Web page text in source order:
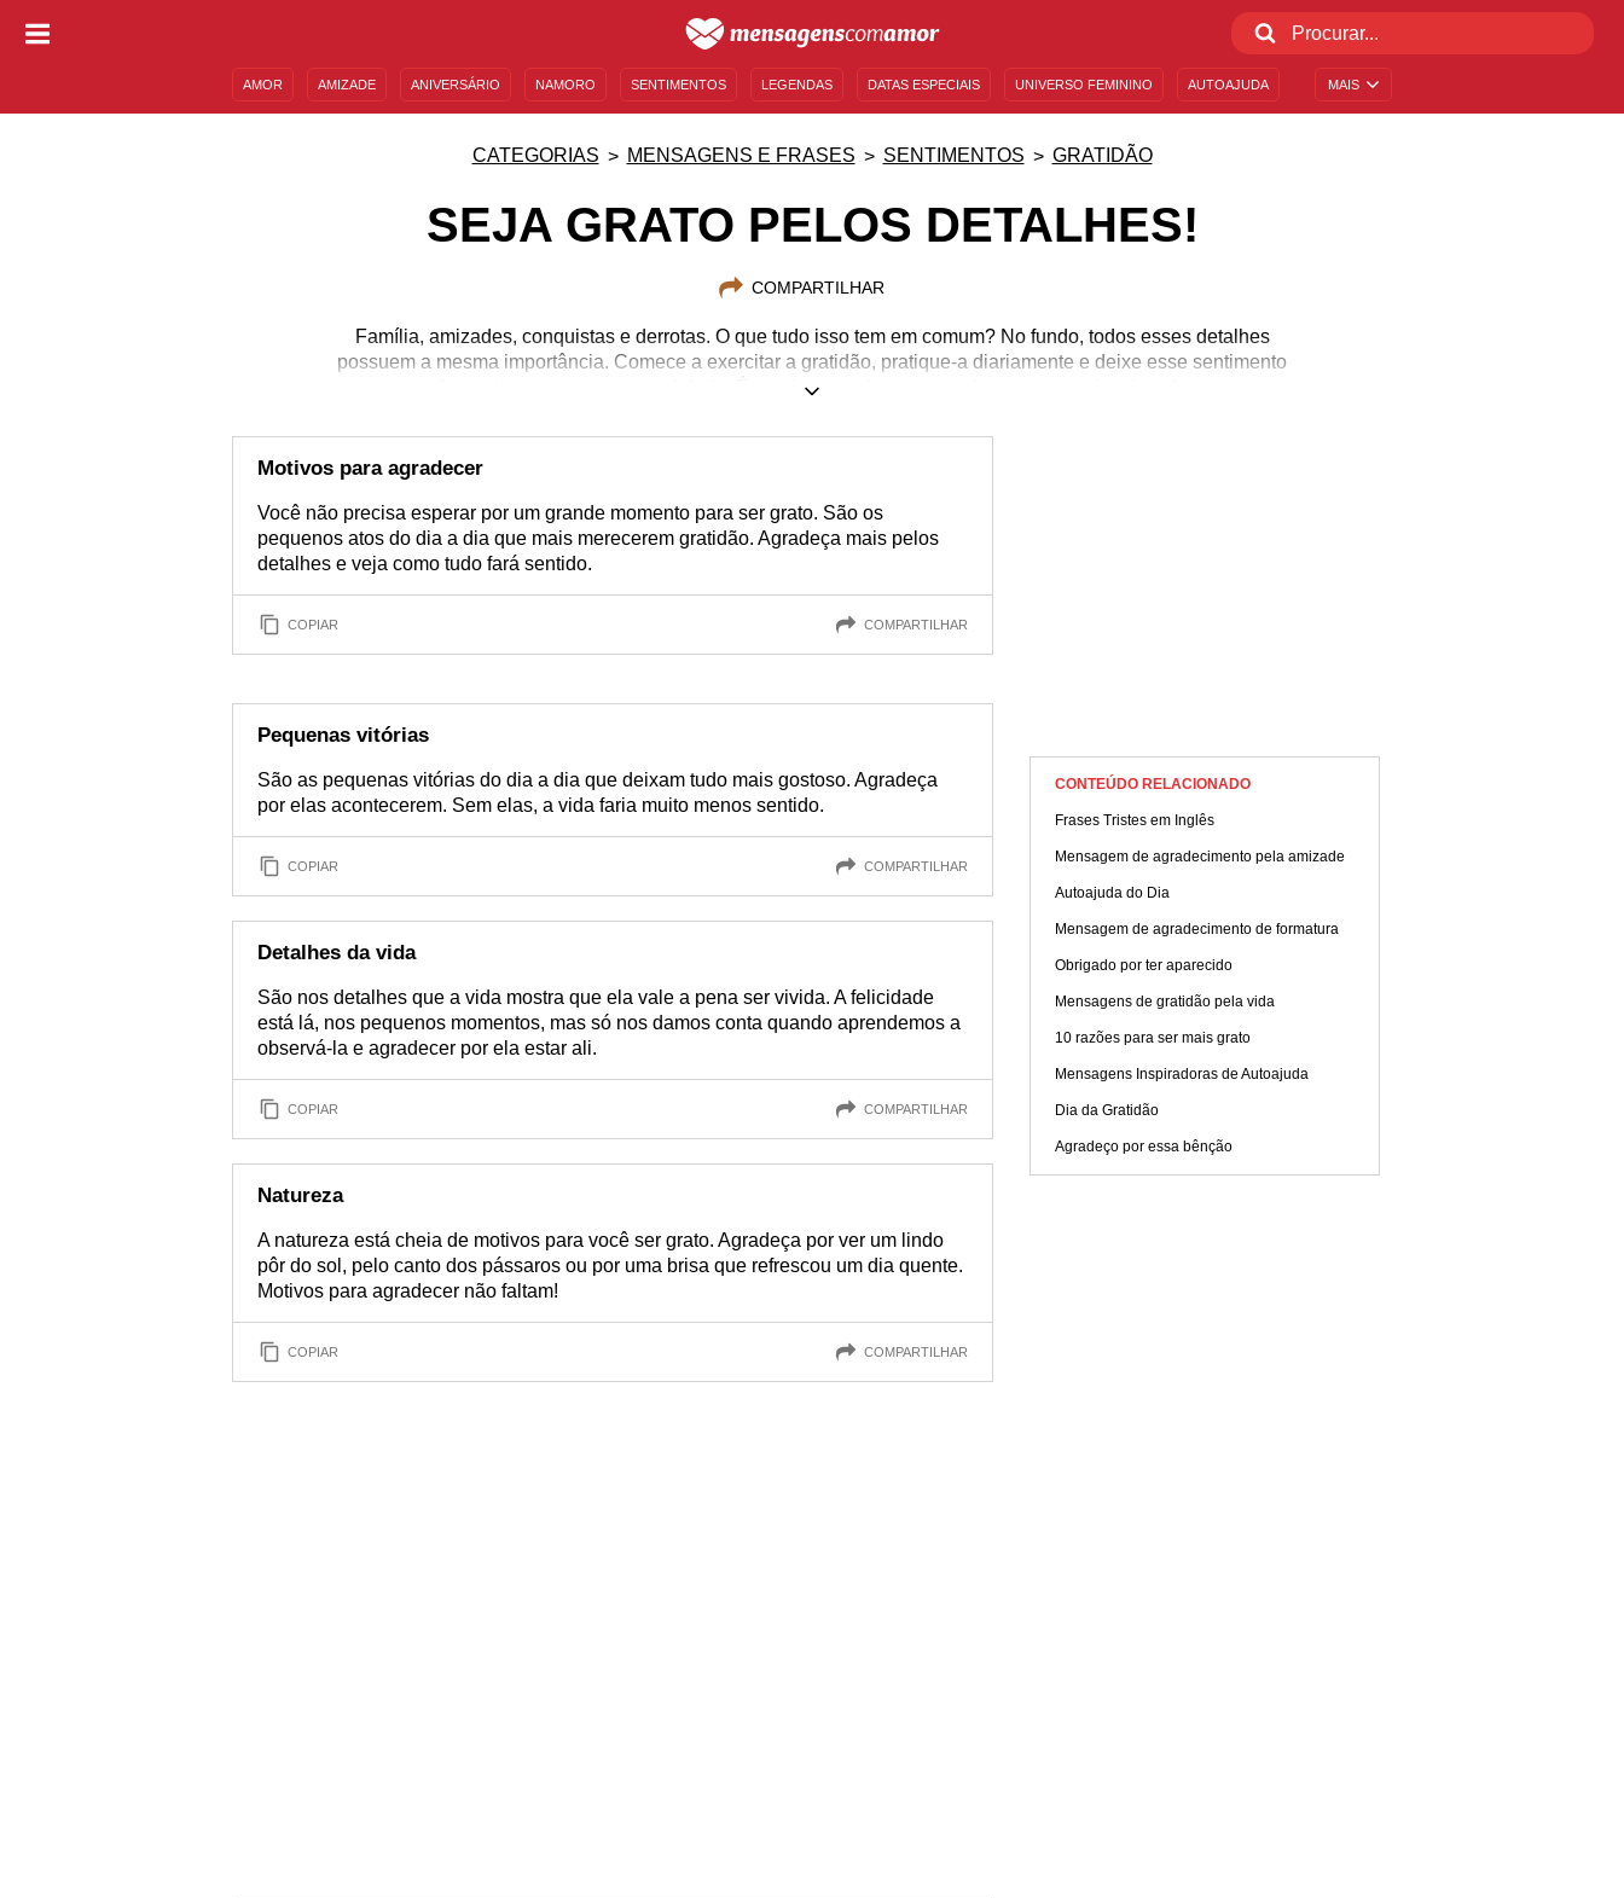
MAIS
AMOR AMIZADE ANIVERSÁRIO NAMORO SENTIMENTOS LEGENDAS DATAS ESPECIAIS UNIVERSO FEMININO AUTOAJUDA
CATEGORIAS MENSAGENS E FRASES SENTIMENTOS GRATIDÃO
SEJA GRATO PELOS DETALHES!
COMPARTILHAR
Família, amizades, conquistas e derrotas. O que tudo isso tem em comum? No fundo, todos esses detalhes
possuem a mesma importância. Comece a exercitar a gratidão, pratique-a diariamente e deixe esse sentimento
tão positivo alterar a sua realidade. É preciso agradecer por cada pequena coisa da vida.
Motivos para agradecer
Você não precisa esperar por um grande momento para ser grato. São os
pequenos atos do dia a dia que mais merecerem gratidão. Agradeça mais pelos
detalhes e veja como tudo fará sentido.
COPIAR COMPARTILHAR
Pequenas vitórias
São as pequenas vitórias do dia a dia que deixam tudo mais gostoso. Agradeça
por elas acontecerem. Sem elas, a vida faria muito menos sentido.
COPIAR COMPARTILHAR
Detalhes da vida
São nos detalhes que a vida mostra que ela vale a pena ser vivida. A felicidade
está lá, nos pequenos momentos, mas só nos damos conta quando aprendemos a
observá-la e agradecer por ela estar ali.
COPIAR COMPARTILHAR
Natureza
A natureza está cheia de motivos para você ser grato. Agradeça por ver um lindo
pôr do sol, pelo canto dos pássaros ou por uma brisa que refrescou um dia quente.
Motivos para agradecer não faltam!
COPIAR COMPARTILHAR
CONTEÚDO RELACIONADO
Frases Tristes em Inglês
Mensagem de agradecimento pela amizade
Autoajuda do Dia
Mensagem de agradecimento de formatura
Obrigado por ter aparecido
Mensagens de gratidão pela vida
10 razões para ser mais grato
Mensagens Inspiradoras de Autoajuda
Dia da Gratidão
Agradeço por essa bênção